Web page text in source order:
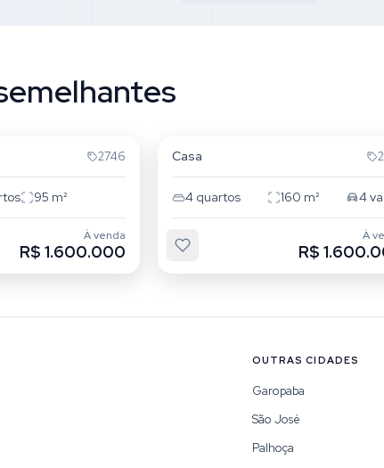
2746
95 m²
À venda
R$ 1.600.000
Casa
4 quartos 160 m² 4
À
R$
OUTRAS CIDADES
Garopaba
São José
Palhoça